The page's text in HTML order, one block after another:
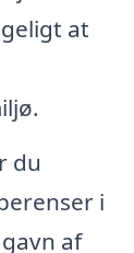
at
du
i
af